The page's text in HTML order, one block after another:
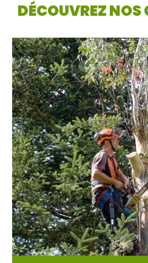
DÉCOUVREZ NOS